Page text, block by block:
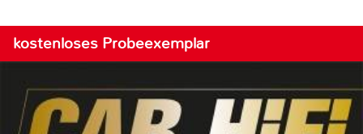
kostenloses Probeexemplar